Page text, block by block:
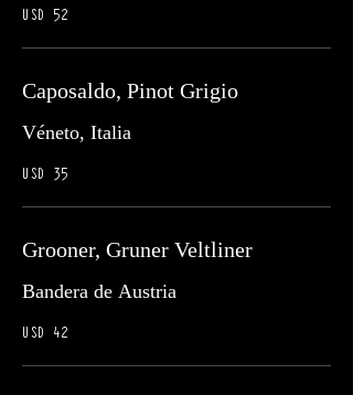
USD 52
Caposaldo, Pinot Grigio
Véneto, Italia
USD 35
Grooner, Gruner Veltliner
Bandera de Austria
USD 42